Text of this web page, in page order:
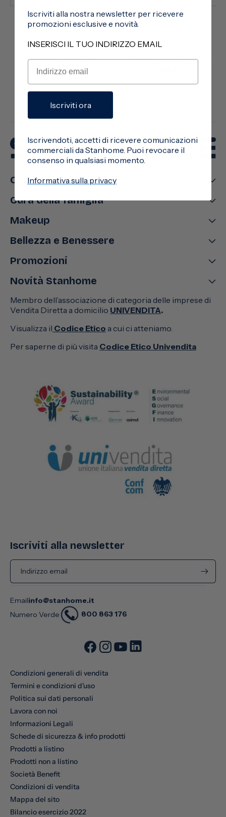
Pagamento sicuro
Consegna ovunque in
Cura della casa
Cura della famiglia
Makeup
Bellezza e Benessere
Promozioni
Novità Stanhome
Membro dell’associazione di categoria delle imprese di
Vendita Diretta a domicilio UNIVENDITA.
Visualizza il Codice Etico a cui ci atteniamo.
Per saperne di più visita Codice Etico Univendita
Iscriviti alla newsletter
Indirizzo email
Emailinfo@stanhome.it
Numero Verde
800 863 176
Condizioni generali di vendita
Termini e condizioni d'uso
Politica sui dati personali
Lavora con noi
Informazioni Legali
Schede di sicurezza & info prodotti
Prodotti a listino
Prodotti non a listino
Società Benefit
Condizioni di vendita
Mappa del sito
Bilancio esercizio 2022
Iscriviti alla nostra newsletter per ricevere
promozioni esclusive e novità.
INSERISCI IL TUO INDIRIZZO EMAIL
Iscriviti ora
Iscrivendoti, accetti di ricevere comunicazioni
commerciali da Stanhome. Puoi revocare il
consenso in qualsiasi momento.
Informativa sulla privacy